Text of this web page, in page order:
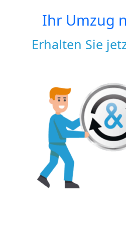
Ihr Umzug
Erhalten Sie